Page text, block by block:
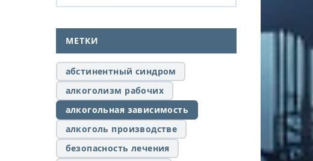
МЕТКИ
абстинентный синдром
алкоголизм рабочих
алкогольная зависимость
алкоголь производстве
безопасность лечения